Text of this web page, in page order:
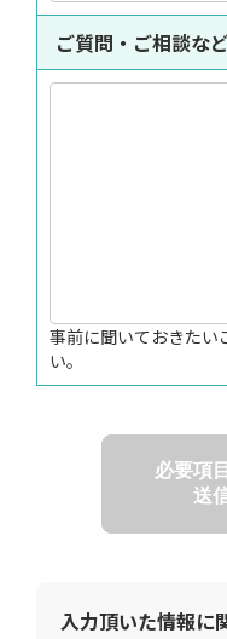
ご質問・ご相談な
事前に聞いておきたい
い。
必要項
送
入力頂いた情報に